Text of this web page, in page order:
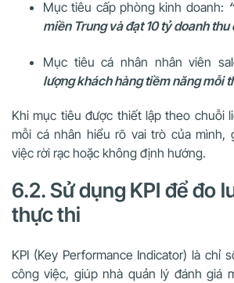
Mục tiêu cấp phòng kinh doanh:
miền Trung và đạt 10 tỷ doanh thu
Mục tiêu cá nhân nhân viên
lượng khách hàng tiềm năng mỗi
Khi mục tiêu được thiết lập theo chuỗi
mỗi cá nhân hiểu rõ vai trò của mình,
việc rời rạc hoặc không định hướng.
6.2. Sử dụng KPI để đo
thực thi
KPI (Key Performance Indicator) là chỉ
công việc, giúp nhà quản lý đánh giá